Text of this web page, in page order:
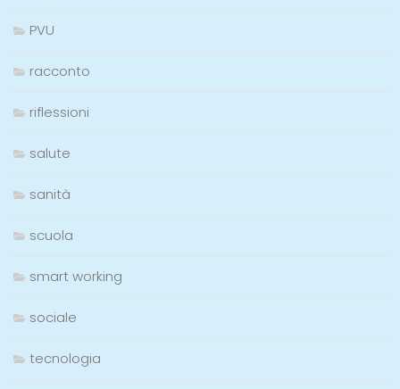
PVU
racconto
riflessioni
salute
sanità
scuola
smart working
sociale
tecnologia